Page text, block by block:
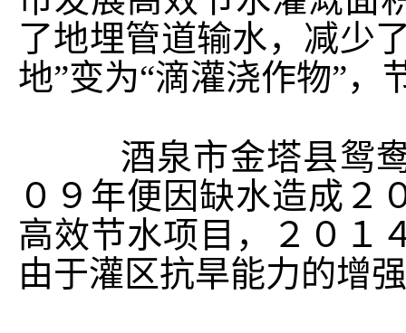
了地埋管道输水，减少
地”变为“滴灌浇作物”，
酒泉市金塔县鸳鸯
０９年便因缺水造成２
高效节水项目，２０１
由于灌区抗旱能力的增